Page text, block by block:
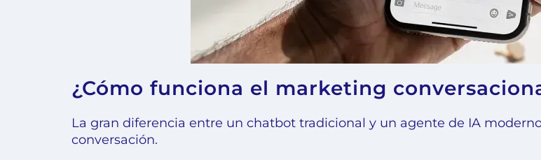
¿Cómo funciona el marketing
La gran diferencia entre un chatbot tradicional y un agente de IA
conversación.